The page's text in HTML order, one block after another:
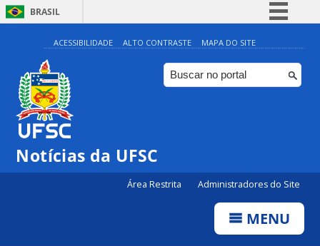
BRASIL
Simplifique!
Comunica BR
Participe
ACESSIBILIDADE ALTO CONTRASTE MAPA DO SITE
Notícias da UFSC
Área Restrita Administradores do Site
MENU